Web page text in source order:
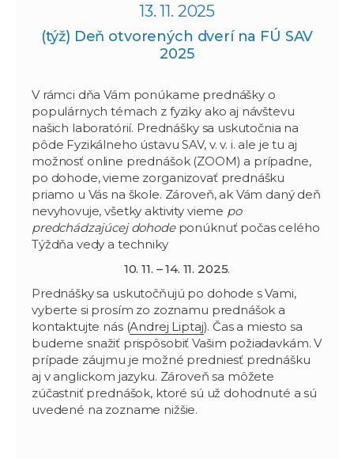
13. 11. 2025
(týž) Deň otvorených dverí na FÚ SAV
2025
V rámci dňa Vám ponúkame prednášky o
populárnych témach z fyziky ako aj návštevu
našich laboratórií. Prednášky sa uskutočnia na
pôde Fyzikálneho ústavu SAV, v. v. i. ale je tu aj
možnosť online prednášok (ZOOM) a prípadne,
po dohode, vieme zorganizovať prednášku
priamo u Vás na škole. Zároveň, ak Vám daný deň
nevyhovuje, všetky aktivity vieme po
predchádzajúcej dohodeponúknuť počas celého
Týždňa vedy a techniky
10. 11. – 14. 11. 2025.
Prednášky sa uskutočňujú po dohode s Vami,
vyberte si prosím zo zoznamu prednášok a
kontaktujte nás (Andrej Liptaj). Čas a miesto sa
budeme snažiť prispôsobiť Vašim požiadavkám. V
prípade záujmu je možné predniesť prednášku
aj v anglickom jazyku. Zároveň sa môžete
zúčastniť prednášok, ktoré sú už dohodnuté a sú
uvedené na zozname nižšie.